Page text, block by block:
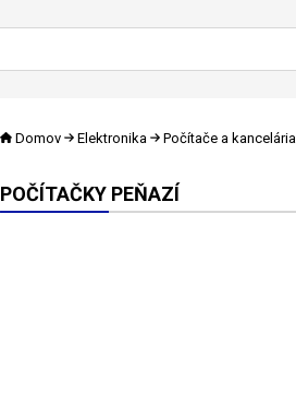
Domov Elektronika Počítače a kancelária
POČÍTAČKY PEŇAZÍ